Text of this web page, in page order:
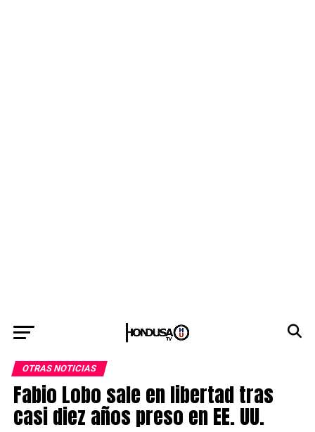
OTRAS NOTICIAS
Fabio Lobo sale en libertad tras
casi diez años preso en EE. UU.